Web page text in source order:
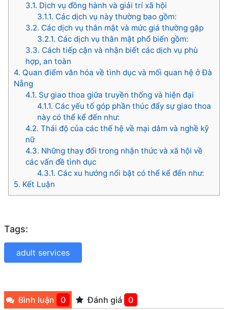
3.1. Dịch vụ đồng hành và giải trí xã hội
3.1.1. Các dịch vụ này thường bao gồm:
3.2. Các dịch vụ thân mật và mức giá thường gặp
3.2.1. Các dịch vụ thân mật phổ biến gồm:
3.3. Cách tiếp cận và nhận biết các dịch vụ phù
hợp, an toàn
4. Quan điểm văn hóa về tình dục và mối quan hệ ở Đà
Nẵng
4.1. Sự giao thoa giữa truyền thống và hiện đại
4.1.1. Các yếu tố góp phần thúc đẩy sự giao thoa
này có thể kể đến như:
4.2. Thái độ của các thế hệ về mại dâm và nghề kỹ
nữ
4.3. Những thay đổi trong nhận thức và xã hội về
các vấn đề tình dục
4.3.1. Các xu hướng nổi bật có thể kể đến như:
5. Kết Luận
Tags:
adult services
Bình luận 0 Đánh giá 0